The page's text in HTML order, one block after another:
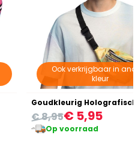
Ook verkrijgbaar in
kleur
€ 5,95
€ 8,95
Op voorraad